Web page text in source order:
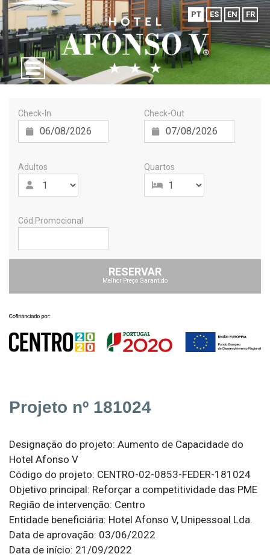
PT ES EN FR
Check-In Check-Out
Adultos Quartos
Cód.Promocional
RESERVAR
Melhor Preço Garantido
Projeto nº 181024
Designação do projeto: Aumento de Capacidade do
Hotel Afonso V
Código do projeto: CENTRO-02-0853-FEDER-181024
Objetivo principal: Reforçar a competitividade das PME
Região de intervenção: Centro
Entidade beneficiária: Hotel Afonso V, Unipessoal Lda.
Data de aprovação: 03/06/2022
Data de início: 21/09/2022